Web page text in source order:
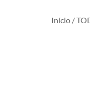
Início /